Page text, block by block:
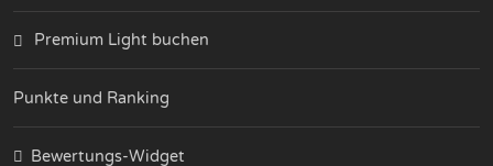
Premium Light buchen
Punkte und Ranking
Bewertungs-Widget